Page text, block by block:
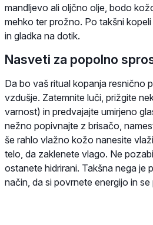
mandljevo ali oljčno olje, bodo
mehko ter prožno. Po takšni
in gladka na dotik.
Nasveti za popolno
Da bo vaš ritual kopanja resnično
vzdušje. Zatemnite luči, prižgite
varnost) in predvajajte umirjeno
nežno popivnajte z brisačo,
še rahlo vlažno kožo nanesite
telo, da zaklenete vlago. Ne
ostanete hidrirani. Takšna nega je
način, da si povrnete energijo in